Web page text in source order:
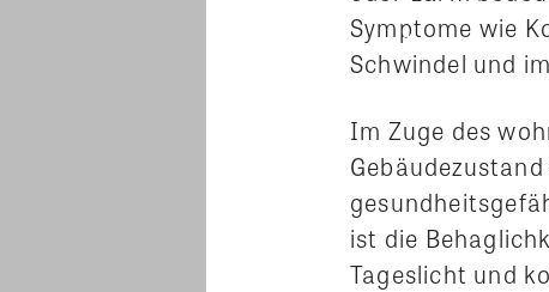
Symptome wie
Schwindel und
Im Zuge des
ist die
Tageslicht und